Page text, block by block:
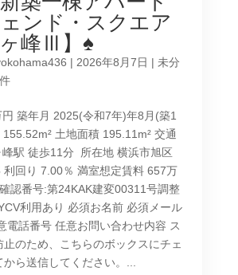
ェンド・スクエア
峰Ⅲ】♠
| 2026年8月7日 | 未分
築年月 2025(令和7年)年8月(築1
土地面積 195.11m² 交通
駅 徒歩11分 所在地 横浜市旭区
利回り 7.00％ 満室想定賃料 657万
認番号:第24KAK建変00311号調整
利用あり 必須お名前 必須メール
電話番号 任意お問い合わせ内容 ス
のため、こちらのボックスにチェ
ら送信してください。...